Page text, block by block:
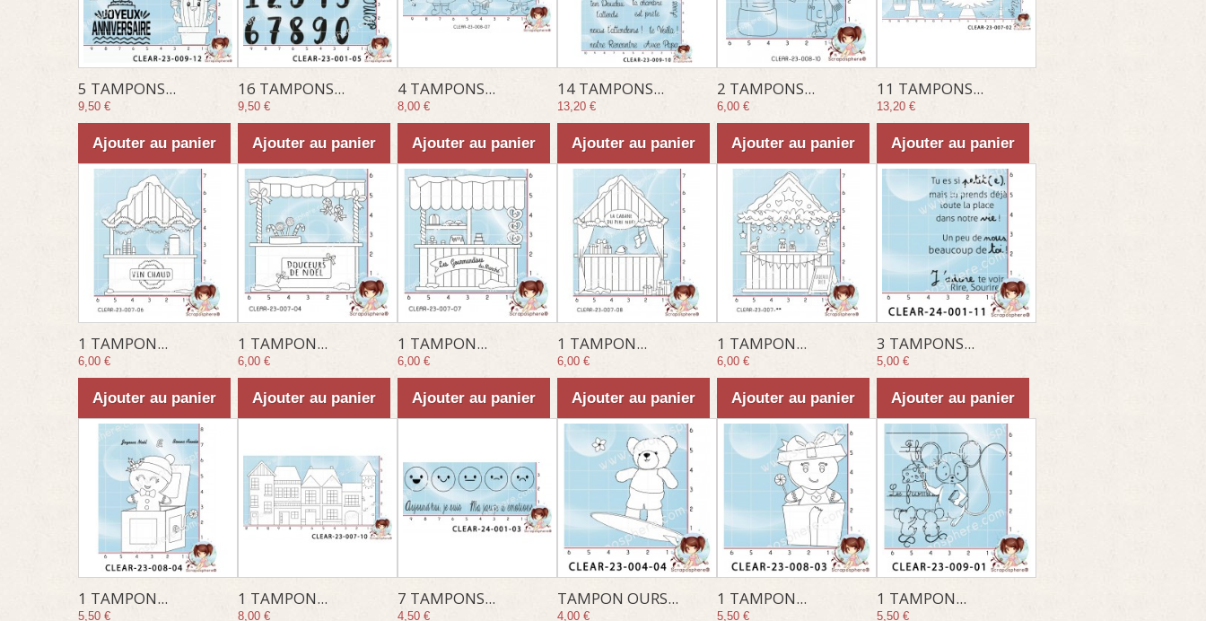
5 TAMPONS...
9,50 €
Ajouter au panier
16 TAMPONS...
9,50 €
Ajouter au panier
4 TAMPONS...
8,00 €
Ajouter au panier
14 TAMPONS...
13,20 €
Ajouter au panier
2 TAMPONS...
6,00 €
Ajouter au panier
11 TAMPONS...
13,20 €
Ajouter au panier
1 TAMPON...
6,00 €
Ajouter au panier
1 TAMPON...
6,00 €
Ajouter au panier
1 TAMPON...
6,00 €
Ajouter au panier
1 TAMPON...
6,00 €
Ajouter au panier
1 TAMPON...
6,00 €
Ajouter au panier
3 TAMPONS...
5,00 €
Ajouter au panier
1 TAMPON...
5,50 €
1 TAMPON...
8,00 €
7 TAMPONS...
4,50 €
TAMPON OURS...
4,00 €
1 TAMPON...
5,50 €
1 TAMPON...
5,50 €